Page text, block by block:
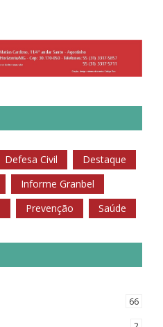
Defesa Civil
Destaque
Informe Granbel
Prevenção Saúde
66